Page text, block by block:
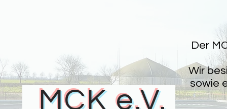
Der
Wir
sowie
MCK e.V.